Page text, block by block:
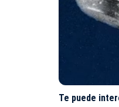
Te puede